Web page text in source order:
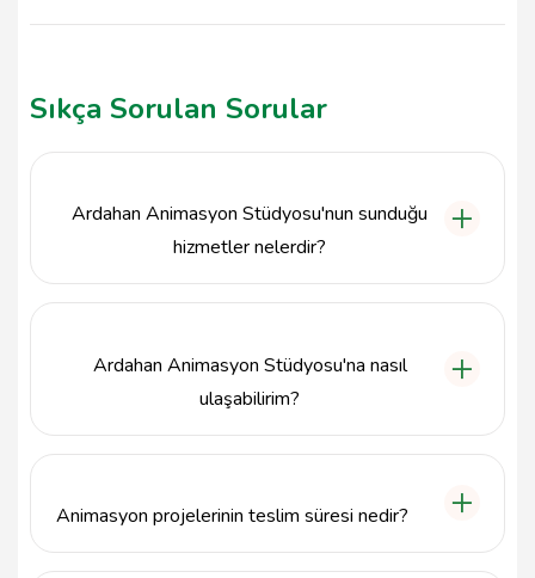
Sıkça Sorulan Sorular
Ardahan Animasyon Stüdyosu'nun sunduğu
hizmetler nelerdir?
projeye özel çözümler geliştirerek müşteri
ihtiyaçlarını karşılamayı hedefliyoruz.
Ardahan Animasyon Stüdyosu'na nasıl
ulaşabilirim?
Animasyon projelerinin teslim süresi nedir?